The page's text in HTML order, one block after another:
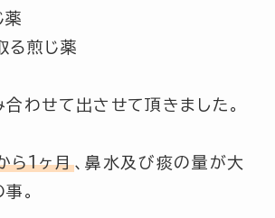
薬
煎じ薬
わせて出させて頂きました。
ら1ヶ月、鼻水及び痰の量が大
。